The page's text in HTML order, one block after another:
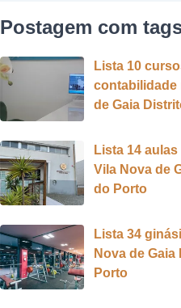
Postagem com
Lista 10
contabilidade
de Gaia
Lista 14
Vila Nova de
do Porto
Lista 34
Nova de
Porto